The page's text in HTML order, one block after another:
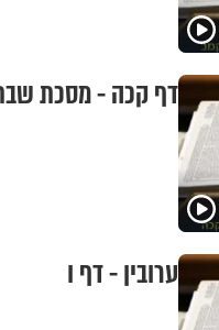
דף קכה - מסכת
ערובין - דף ו